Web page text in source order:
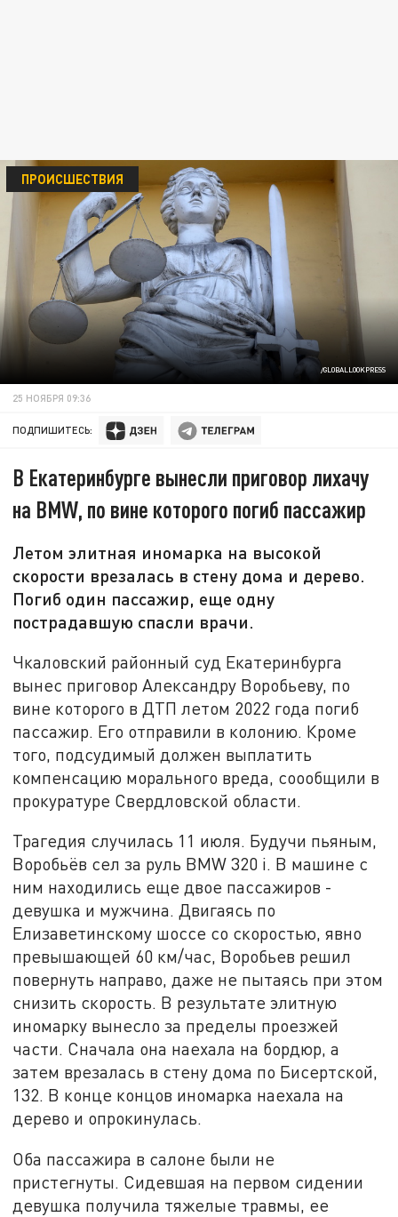
/GLOBALLOOKPRESS
ПРОИСШЕСТВИЯ
25 НОЯБРЯ 09:36
ПОДПИШИТЕСЬ:
В Екатеринбурге вынесли приговор лихачу
на BMW, по вине которого погиб пассажир
Летом элитная иномарка на высокой
скорости врезалась в стену дома и дерево.
Погиб один пассажир, еще одну
пострадавшую спасли врачи.
Чкаловский районный суд Екатеринбурга
вынес приговор Александру Воробьеву, по
вине которого в ДТП летом 2022 года погиб
пассажир. Его отправили в колонию. Кроме
того, подсудимый должен выплатить
компенсацию морального вреда, соообщили в
прокуратуре Свердловской области.
Трагедия случилась 11 июля. Будучи пьяным,
Воробьёв сел за руль BMW 320 i. В машине с
ним находились еще двое пассажиров -
девушка и мужчина. Двигаясь по
Елизаветинскому шоссе со скоростью, явно
превышающей 60 км/час, Воробьев решил
повернуть направо, даже не пытаясь при этом
снизить скорость. В результате элитную
иномарку вынесло за пределы проезжей
части. Сначала она наехала на бордюр, а
затем врезалась в стену дома по Бисертской,
132. В конце концов иномарка наехала на
дерево и опрокинулась.
Оба пассажира в салоне были не
пристегнуты. Сидевшая на первом сидении
девушка получила тяжелые травмы, ее